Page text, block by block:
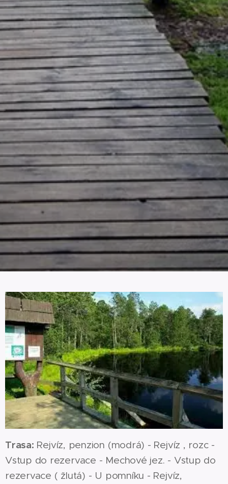
Trasa: Rejvíz, penzion (modrá) - Rejvíz , rozc -
Vstup do rezervace - Mechové jez. - Vstup do
rezervace ( žlutá) - U pomníku - Rejvíz,